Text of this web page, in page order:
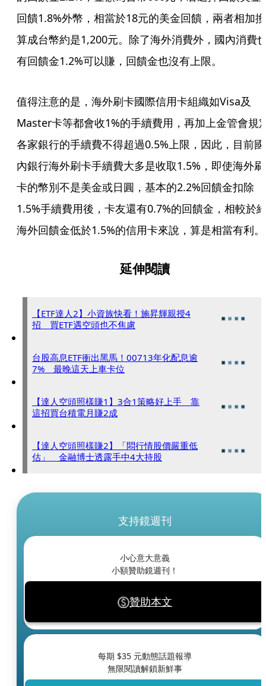
回饋1.8%外幣，相當於18元的美金回饋，兩者相加換
算成台幣約是1,200元。除了海外消費外，國內消費
有回饋金1.2%可以賺，回饋金也沒有上限。
值得注意的是，海外刷卡國際信用卡組織如Visa及
Master卡等都會收1%的手續費用，再加上金管會規
各家銀行的手續費不得超過0.5%上限，因此，目前國
內銀行海外刷卡手續費大多是收取1.5%，即使海外刷
卡的幣別不是美金或日圓，基本的2.2%回饋金扣除
1.5%手續費用後，卡友還有0.7%的回饋金，相較於
海外回饋金低於1.5%的信用卡來說，算是相當有利。
延伸閱讀
【ETF達人2】小資族快看！施昇輝親授4
招 買ETF遇空頭也不焦慮
台股高息ETF衝出黑馬！00713年化配息逾
7% 最晚這天上車卡位
【達人空頭照樣賺1】3合1策略好上手 靠
這招買台積電月賺2成
【達人空頭照樣賺2】「悶行情股價嚴重低
估」 金融博士透露手中4大持股
支持鏡週刊
小心意大意義
小額贊助鏡週刊！
贊助本文
每期 $35 元動態話題報導
無限閱讀解鎖新鮮事